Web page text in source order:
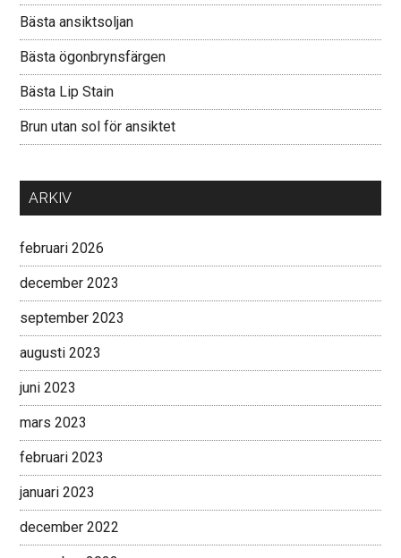
Bästa ansiktsoljan
Bästa ögonbrynsfärgen
Bästa Lip Stain
Brun utan sol för ansiktet
ARKIV
februari 2026
december 2023
september 2023
augusti 2023
juni 2023
mars 2023
februari 2023
januari 2023
december 2022